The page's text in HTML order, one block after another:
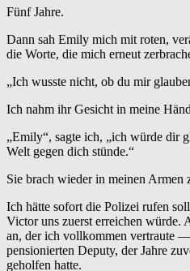
Fünf Jahre.
Dann sah Emily mich mit roten,
die Worte, die mich erneut
„Ich wusste nicht, ob du mir
Ich nahm ihr Gesicht in meine
„Emily“, sagte ich, „ich würde dir
Welt gegen dich stünde.“
Sie brach wieder in meinen Armen
Ich hätte sofort die Polizei rufen
Victor uns zuerst erreichen würde.
an, der ich vollkommen vertraute
pensionierten Deputy, der Jahre
geholfen hatte.